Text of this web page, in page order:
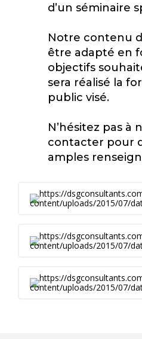
d’un séminaire
Notre contenu
être adapté en
objectifs
sera réalisé la
public visé.
N’hésitez pas à
contacter pour
amples